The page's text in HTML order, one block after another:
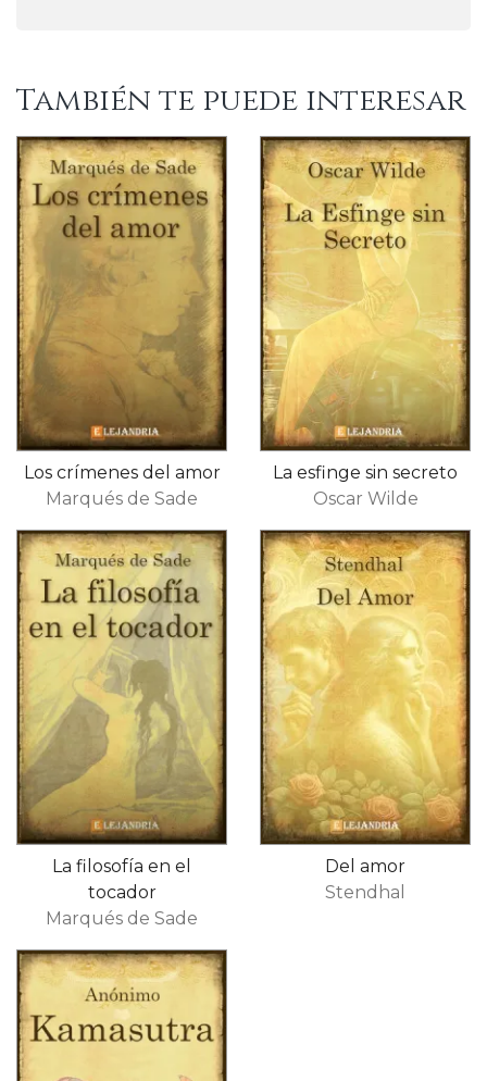
También te puede interesar
Los crímenes del amor
Marqués de Sade
La esfinge sin secreto
Oscar Wilde
La filosofía en el
tocador
Marqués de Sade
Del amor
Stendhal